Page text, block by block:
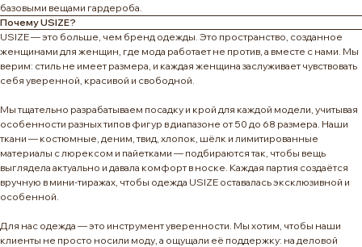
базовыми вещами гардероба.
Почему USIZE?
USIZE — это больше, чем бренд одежды. Это пространство, созданное
женщинами для женщин, где мода работает не против, а вместе с нами. Мы
верим: стиль не имеет размера, и каждая женщина заслуживает чувствовать
себя уверенной, красивой и свободной.
Мы тщательно разрабатываем посадку и крой для каждой модели, учитывая
особенности разных типов фигур в диапазоне от 50 до 68 размера. Наши
ткани — костюмные, деним, твид, хлопок, шёлк и лимитированные
материалы с люрексом и пайетками — подбираются так, чтобы вещь
выглядела актуально и давала комфорт в носке. Каждая партия создаётся
вручную в мини-тиражах, чтобы одежда USIZE оставалась эксклюзивной и
особенной.
Для нас одежда — это инструмент уверенности. Мы хотим, чтобы наши
клиенты не просто носили моду, а ощущали её поддержку: на деловой